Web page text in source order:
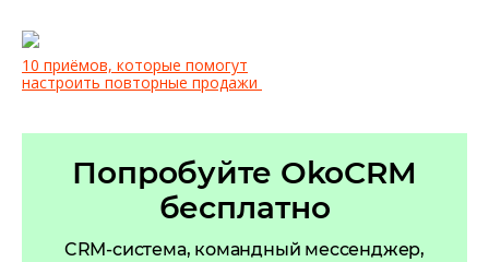
10 приёмов, которые помогут
настроить повторные продажи
Попробуйте OkoCRM
бесплатно
CRM-система, командный мессенджер,